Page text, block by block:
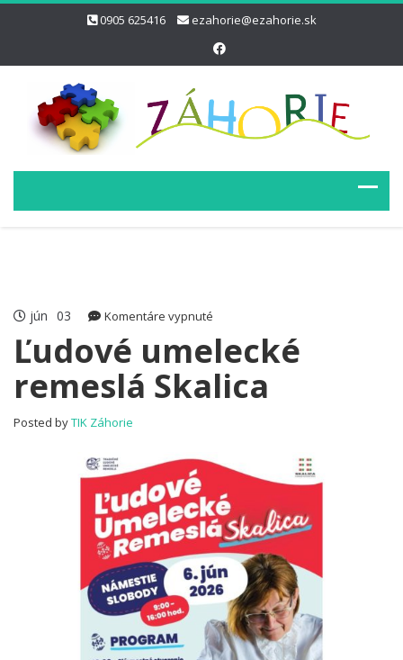
0905 625416 ezahorie@ezahorie.sk
jún 03 Komentáre vypnuté
umelecké
remeslá
Skalica
Ľudové umelecké
remeslá Skalica
Posted byTIK Záhorie